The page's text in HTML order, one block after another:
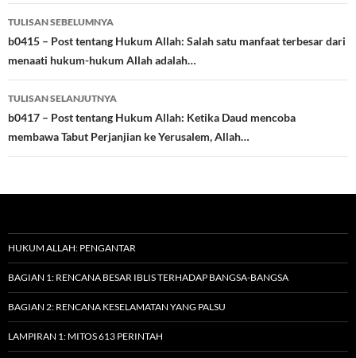
Navigasi
Tulisan
TULISAN SEBELUMNYA
b0415 – Post tentang Hukum Allah: Salah satu manfaat terbesar dari
menaati hukum-hukum Allah adalah…
TULISAN SELANJUTNYA
b0417 – Post tentang Hukum Allah: Ketika Daud mencoba
membawa Tabut Perjanjian ke Yerusalem, Allah…
HUKUM ALLAH: PENGANTAR
BAGIAN 1: RENCANA BESAR IBLIS TERHADAP BANGSA-BANGSA
BAGIAN 2: RENCANA KESELAMATAN YANG PALSU
LAMPIRAN 1: MITOS 613 PERINTAH